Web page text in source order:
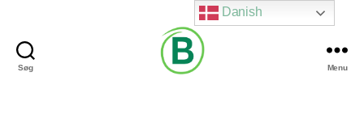
Søg Menu
Danish